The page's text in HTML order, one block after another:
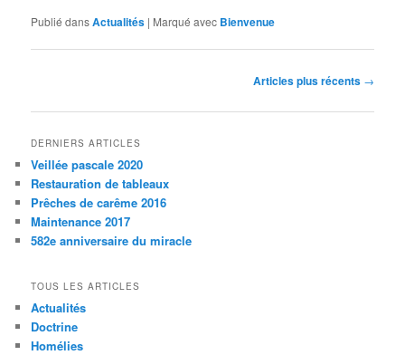
Publié dansActualités | Marqué avec Bienvenue
articles
Articles plus récents →
DERNIERS ARTICLES
Veillée pascale 2020
Restauration de tableaux
Prêches de carême 2016
Maintenance 2017
582e anniversaire du miracle
TOUS LES ARTICLES
Actualités
Doctrine
Homélies